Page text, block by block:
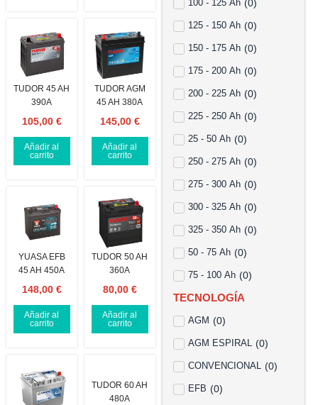
100 - 125 Ah (0)
125 - 150 Ah (0)
150 - 175 Ah (0)
175 - 200 Ah (0)
200 - 225 Ah (0)
225 - 250 Ah (0)
25 - 50 Ah (0)
250 - 275 Ah (0)
275 - 300 Ah (0)
300 - 325 Ah (0)
325 - 350 Ah (0)
50 - 75 Ah (0)
75 - 100 Ah (0)
TECNOLOGÍA
AGM (0)
AGM ESPIRAL (0)
CONVENCIONAL (0)
EFB (0)
TUDOR 45 AH
390A
105,00 €
Añadir al
carrito
TUDOR AGM
45 AH 380A
145,00 €
Añadir al
carrito
YUASA EFB
45 AH 450A
148,00 €
Añadir al
carrito
TUDOR 50 AH
360A
80,00 €
Añadir al
carrito
TUDOR 60 AH
480A